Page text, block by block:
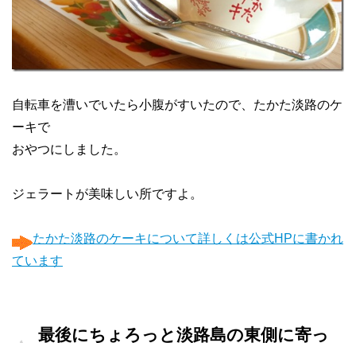
自転車を漕いでいたら小腹がすいたので、たかた淡路のケ
ーキで
おやつにしました。
ジェラートが美味しい所ですよ。
たかた淡路のケーキについて詳しくは公式HPに書かれ
ています
最後にちょろっと淡路島の東側に寄っ